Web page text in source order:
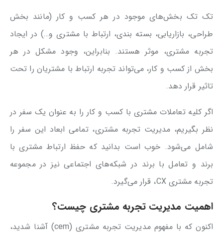
تک تک بخش‌های موجود در هر کسب و کار (مانند بخش
طراحی، بازاریابی، بسته بندی، ارتباط با مشتری و…) در ایجاد
تجربه مشتری، موثر هستند. بنابراین، وجود مشکل در هر
بخش از کسب و کار، می‌تواند تجربه ارتباط با مشتریان را تحت
تاثیر قرار دهد.
اگر کلیه تعاملات مشتری با کسب و کار را به عنوان یک سفر در
نظر بگیریم، مدیریت تجربه مشتری، تمامی ابعاد این سفر را
شامل می‌شود. خوب است بدانید که حفظ ارتباط مشتری با
برند و تعامل با برند در شبکه‌های اجتماعی نیز در مجموعه
تجربه مشتری CX، قرار می‌گیرد.
اهمیت مدیریت تجربه مشتری چیست؟
اکنون که با مفهوم مدیریت تجربه مشتری (cem) آشنا شدید،